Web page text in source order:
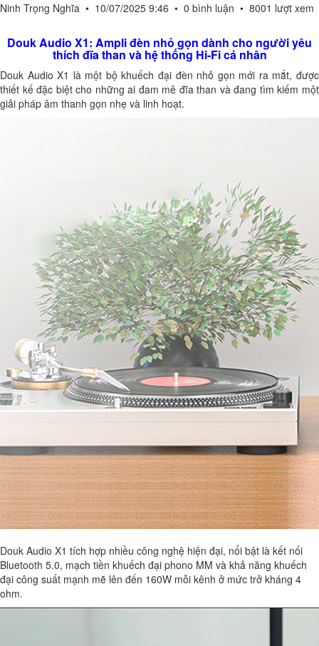
Ninh Trọng Nghĩa • 10/07/2025 9:46 • 0 bình luận • 8001 lượt xem
Douk Audio X1: Ampli đèn nhỏ gọn dành cho người yêu
thích đĩa than và hệ thống Hi-Fi cá nhân
Douk Audio X1 là một bộ khuếch đại đèn nhỏ gọn mới ra mắt, được
thiết kế đặc biệt cho những ai đam mê đĩa than và đang tìm kiếm một
giải pháp âm thanh gọn nhẹ và linh hoạt.
Douk Audio X1 tích hợp nhiều công nghệ hiện đại, nổi bật là kết nối
Bluetooth 5.0, mạch tiền khuếch đại phono MM và khả năng khuếch
đại công suất mạnh mẽ lên đến 160W mỗi kênh ở mức trở kháng 4
ohm.